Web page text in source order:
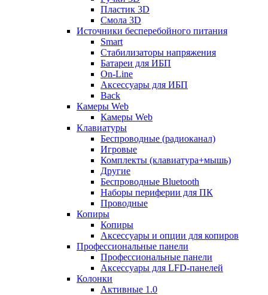
Пластик 3D
Смола 3D
Источники бесперебойного питания
Smart
Стабилизаторы напряжения
Батареи для ИБП
On-Line
Аксессуары для ИБП
Back
Камеры Web
Камеры Web
Клавиатуры
Беспроводные (радиоканал)
Игровые
Комплекты (клавиатура+мышь)
Другие
Беспроводные Bluetooth
Наборы периферии для ПК
Проводные
Копиры
Копиры
Аксессуары и опции для копиров
Профессиональные панели
Профессиональные панели
Аксессуары для LFD-панелей
Колонки
Активные 1.0